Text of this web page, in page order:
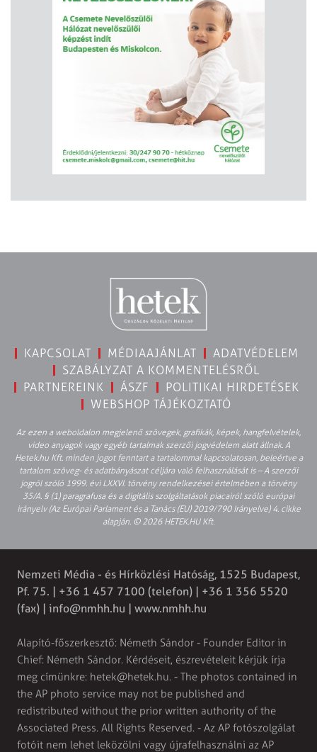
KAPCSOLAT MÉDIAAJÁNLAT
ADATVÉDELEM
SZABÁLYZAT A KOMMENTELÉSRŐL
PARTNEREINK
ÁSZF
POLITIKAI HIRDETÉSEK
WEBSHOP TÁJÉKOZTATÓ
Az ezen a weboldalon megjelenő szövegek, grafikák, képek, hangfelvételek,
video anyagok vagy egyéb tartalmak szerzői jogvédelem alatt állnak. A
Hetek.hu Kft. minden jogot fenntart a tartalommal kapcsolatosan, beleértve a
tartalom szöveg- és adatbányászat céljára való felhasználását is – A szerzői
jogról szóló 1999. évi LXXVI. törvény rendelkezései értelmében a törvény
35/A. § (1) paragrafusa és a digitális szolgáltatások piacairól szóló európai
irányelv (Az Európai Parlament és a Tanács (EU) 2019/790 Irányelve) 4. cikke
alapján. © 2026 HETEK.HU Kft.
Nemzeti Média - és Hírközlési Hatóság, 1525 Budapest,
Pf. 75. | +36 1 457 7100 (telefon) | +36 1 356 5520
(fax) | info@nmhh.hu | www.nmhh.hu
Alapító-főszerkesztő: Németh Sándor - Founder Editor in
Chief: Németh Sándor. Kérdéseit, észrevételeit kérjük írja
meg címünkre: hetek@hetek.hu. - The photos contained in
the AP photo service may not be published and
redistributed without the prior written authority of the
Associated Press. All Rights Reserved. - Az AP fotószolgálat
fotóit nem lehet leközölni vagy újrafelhasználni az AP